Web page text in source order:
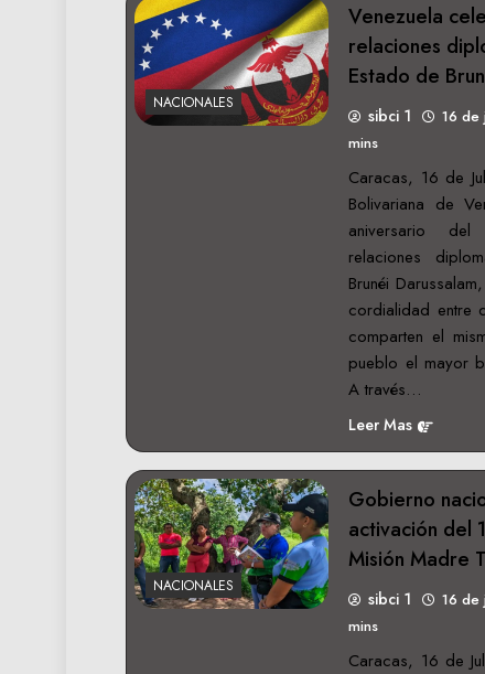
NACIONALES
Venezuela
relaciones
Estado de
sibci 1 16
mins
Caracas, 16 de
Bolivariana de
aniversario
relaciones
Brunéi
cordialidad entre
comparten el
pueblo el mayor
A través…
Leer Mas
NACIONALES
Gobierno
activación del
Misión Madre
sibci 1 16
mins
Caracas, 16 de